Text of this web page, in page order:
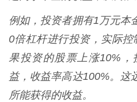
例如，投资者拥有1万元本
0倍杠杆进行投资，实际
果投资的股票上涨10%
益，收益率高达100%。这
所能获得的收益。